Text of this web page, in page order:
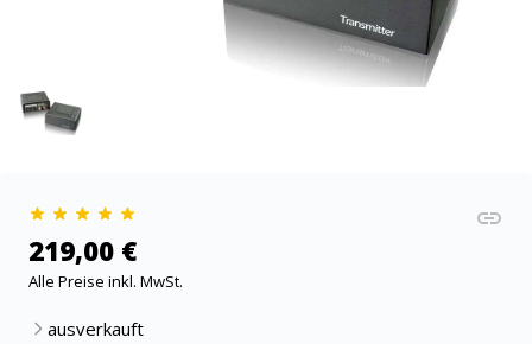
219,00 €
Alle Preise inkl. MwSt.
ausverkauft